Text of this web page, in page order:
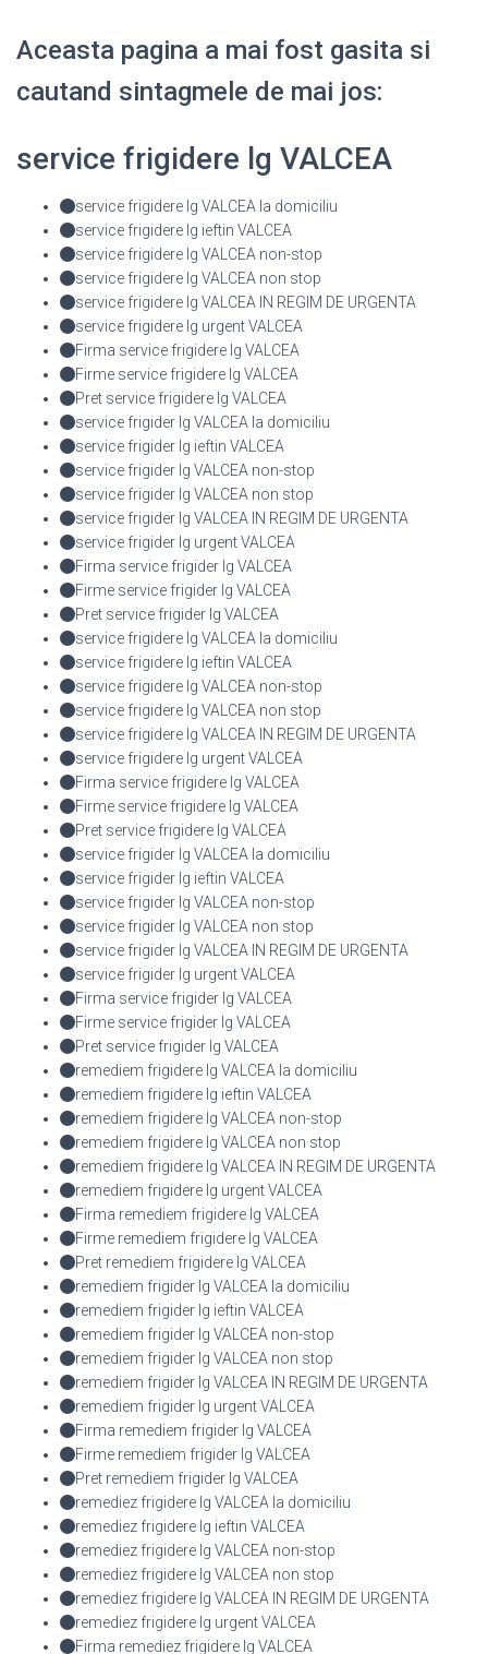
Aceasta pagina a mai fost gasita si
cautand sintagmele de mai jos:
service frigidere lg VALCEA
service frigidere lg VALCEA la domiciliu
service frigidere lg ieftin VALCEA
service frigidere lg VALCEA non-stop
service frigidere lg VALCEA non stop
service frigidere lg VALCEA IN REGIM DE URGENTA
service frigidere lg urgent VALCEA
Firma service frigidere lg VALCEA
Firme service frigidere lg VALCEA
Pret service frigidere lg VALCEA
service frigider lg VALCEA la domiciliu
service frigider lg ieftin VALCEA
service frigider lg VALCEA non-stop
service frigider lg VALCEA non stop
service frigider lg VALCEA IN REGIM DE URGENTA
service frigider lg urgent VALCEA
Firma service frigider lg VALCEA
Firme service frigider lg VALCEA
Pret service frigider lg VALCEA
service frigidere lg VALCEA la domiciliu
service frigidere lg ieftin VALCEA
service frigidere lg VALCEA non-stop
service frigidere lg VALCEA non stop
service frigidere lg VALCEA IN REGIM DE URGENTA
service frigidere lg urgent VALCEA
Firma service frigidere lg VALCEA
Firme service frigidere lg VALCEA
Pret service frigidere lg VALCEA
service frigider lg VALCEA la domiciliu
service frigider lg ieftin VALCEA
service frigider lg VALCEA non-stop
service frigider lg VALCEA non stop
service frigider lg VALCEA IN REGIM DE URGENTA
service frigider lg urgent VALCEA
Firma service frigider lg VALCEA
Firme service frigider lg VALCEA
Pret service frigider lg VALCEA
remediem frigidere lg VALCEA la domiciliu
remediem frigidere lg ieftin VALCEA
remediem frigidere lg VALCEA non-stop
remediem frigidere lg VALCEA non stop
remediem frigidere lg VALCEA IN REGIM DE URGENTA
remediem frigidere lg urgent VALCEA
Firma remediem frigidere lg VALCEA
Firme remediem frigidere lg VALCEA
Pret remediem frigidere lg VALCEA
remediem frigider lg VALCEA la domiciliu
remediem frigider lg ieftin VALCEA
remediem frigider lg VALCEA non-stop
remediem frigider lg VALCEA non stop
remediem frigider lg VALCEA IN REGIM DE URGENTA
remediem frigider lg urgent VALCEA
Firma remediem frigider lg VALCEA
Firme remediem frigider lg VALCEA
Pret remediem frigider lg VALCEA
remediez frigidere lg VALCEA la domiciliu
remediez frigidere lg ieftin VALCEA
remediez frigidere lg VALCEA non-stop
remediez frigidere lg VALCEA non stop
remediez frigidere lg VALCEA IN REGIM DE URGENTA
remediez frigidere lg urgent VALCEA
Firma remediez frigidere lg VALCEA